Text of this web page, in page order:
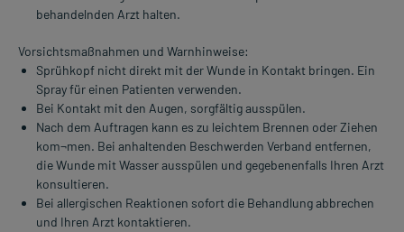
behandelnden Arzt halten.
Vorsichtsmaßnahmen und Warnhinweise:
Sprühkopf nicht direkt mit der Wunde in Kontakt bringen. Ein
Spray für einen Patienten verwenden.
Bei Kontakt mit den Augen, sorgfältig ausspülen.
Nach dem Auftragen kann es zu leichtem Brennen oder Ziehen
kom¬men. Bei anhaltenden Beschwerden Verband entfernen,
die Wunde mit Wasser ausspülen und gegebenenfalls Ihren Arzt
konsultieren.
Bei allergischen Reaktionen sofort die Behandlung abbrechen
und Ihren Arzt kontaktieren.